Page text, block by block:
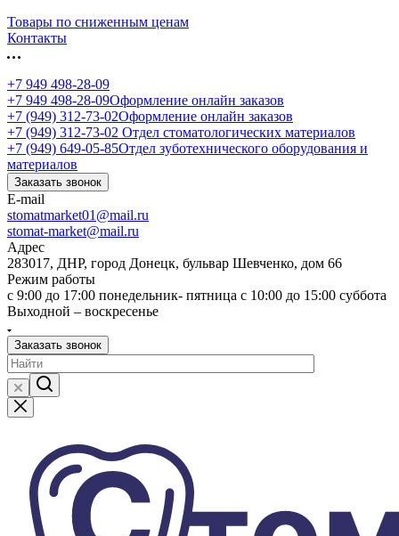
Товары по сниженным ценам
Контакты
+7 949 498-28-09
+7 949 498-28-09Оформление онлайн заказов
+7 (949) 312-73-02Оформление онлайн заказов
+7 (949) 312-73-02 Отдел стоматологических материалов
+7 (949) 649-05-85Отдел зуботехнического оборудования и
материалов
Заказать звонок
E-mail
stomatmarket01@mail.ru
stomat-market@mail.ru
Адрес
283017, ДНР, город Донецк, бульвар Шевченко, дом 66
Режим работы
с 9:00 до 17:00 понедельник- пятница с 10:00 до 15:00 суббота
Выходной – воскресенье
Заказать звонок